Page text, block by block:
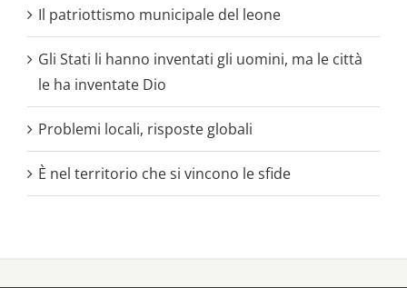
Il patriottismo municipale del leone
Gli Stati li hanno inventati gli uomini, ma le città
le ha inventate Dio
Problemi locali, risposte globali
È nel territorio che si vincono le sfide